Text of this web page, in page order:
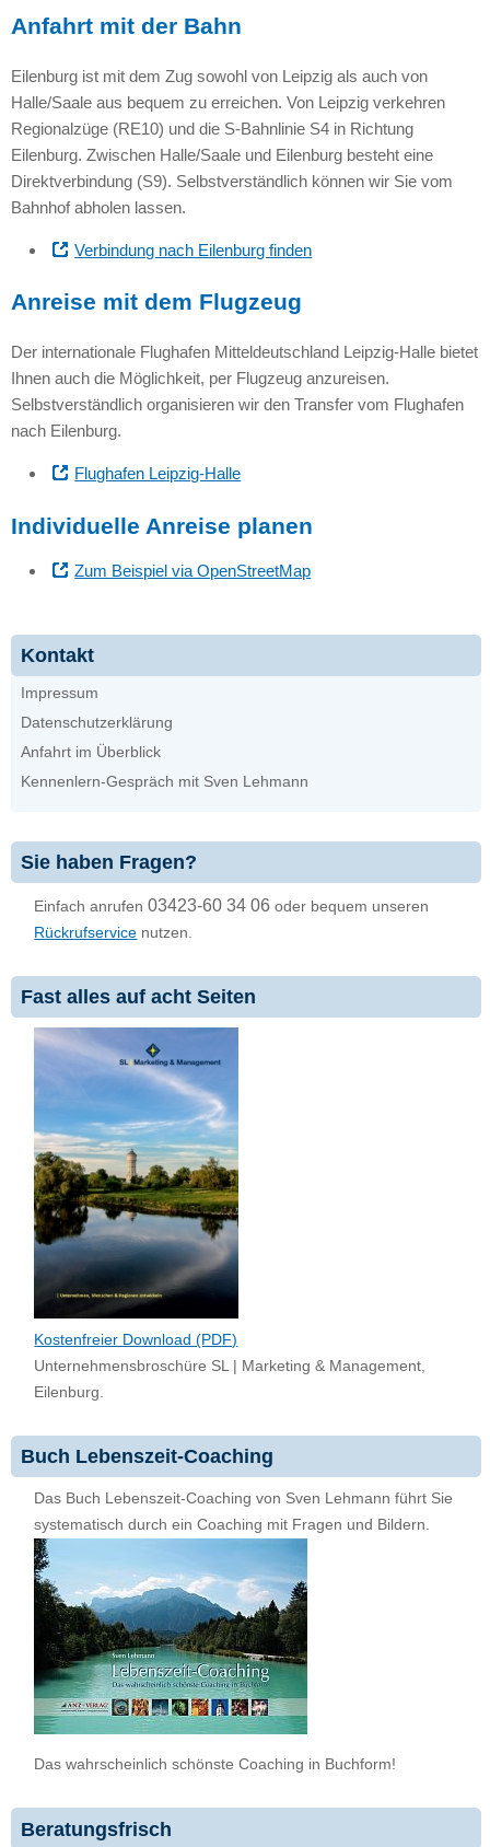
Anfahrt mit der Bahn
Eilenburg ist mit dem Zug sowohl von Leipzig als auch von
Halle/Saale aus bequem zu erreichen. Von Leipzig verkehren
Regionalzüge (RE10) und die S-Bahnlinie S4 in Richtung
Eilenburg. Zwischen Halle/Saale und Eilenburg besteht eine
Direktverbindung (S9). Selbstverständlich können wir Sie vom
Bahnhof abholen lassen.
Verbindung nach Eilenburg finden
Anreise mit dem Flugzeug
Der internationale Flughafen Mitteldeutschland Leipzig-Halle bietet
Ihnen auch die Möglichkeit, per Flugzeug anzureisen.
Selbstverständlich organisieren wir den Transfer vom Flughafen
nach Eilenburg.
Flughafen Leipzig-Halle
Individuelle Anreise planen
Zum Beispiel via OpenStreetMap
Kontakt
Impressum
Datenschutzerklärung
Anfahrt im Überblick
Kennenlern-Gespräch mit Sven Lehmann
Sie haben Fragen?
Einfach anrufen03423-60 34 06 oder bequem unseren
Rückrufservice nutzen.
Fast alles auf acht Seiten
Kostenfreier Download (PDF)
Unternehmensbroschüre SL | Marketing & Management,
Eilenburg.
Buch Lebenszeit-Coaching
Das Buch Lebenszeit-Coaching von Sven Lehmann führt Sie
systematisch durch ein Coaching mit Fragen und Bildern.
Das wahrscheinlich schönste Coaching in Buchform!
Beratungsfrisch